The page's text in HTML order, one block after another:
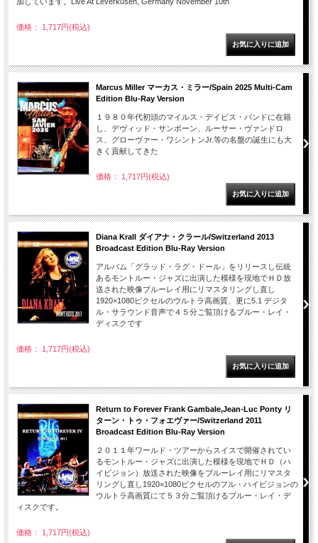
価格： 1,717円(税込)
Marcus Miller マーカス・ミラー/Spain 2025 Multi-Cam
Edition Blu-Ray Version
１９８０年代初頭のマイルス・デイビス・バンドに在籍
し、デヴィッド・サンボーン、ルーサー・ヴァンドロ
ス、グローヴァー・ワシントンJr.等の名盤の誕生にも大
きく貢献してきた
価格： 1,717円(税込)
Diana Krall ダイアナ・クラール/Switzerland 2013
Broadcast Edition Blu-Ray Version
アルバム「グラッド・ラグ・ドール」をリリースし伝統
あるモントルー・ジャズに出演した模様を現地でＨＤ放
送された映像ブルーレイ用にリマスタリングし直し
1920×1080ピクセルのウルトラ高画質、更に5.1 デジタ
ル・サラウンド音声で４５分ご覧頂けるブルー・レイ・
ディスクです
価格： 1,717円(税込)
Return to Forever Frank Gambale,Jean-Luc Ponty リ
ターン・トゥ・フォエヴァー/Switzerland 2011
Broadcast Edition Blu-Ray Version
２０１１年ワールド・ツアーからスイスで開催されてい
るモントルー・ジャズに出演した模様を現地でＨＤ（ハ
イビジョン）放送された映像をブルーレイ用にリマスタ
リングし直し1920×1080ピクセルのフル・ハイビジョンの
ウルトラ高画質にて５３分ご覧頂けるブルー・レイ・デ
ィスクです。
価格： 1,717円(税込)